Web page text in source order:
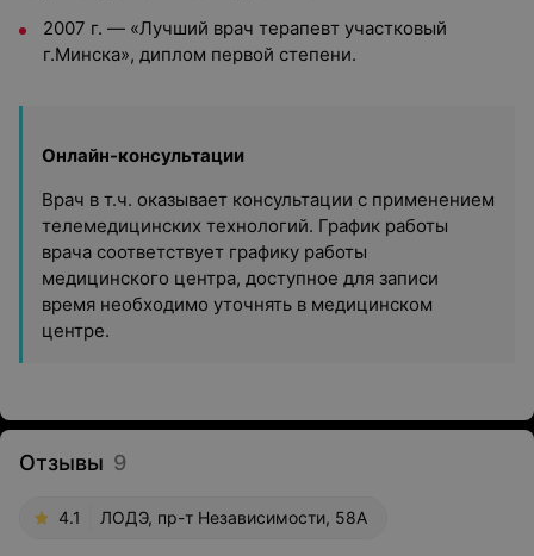
2007 г. — «Лучший врач терапевт участковый
г.Минска», диплом первой степени.
Онлайн-консультации
Врач в т.ч. оказывает консультации с применением
телемедицинских технологий. График работы
врача соответствует графику работы
медицинского центра, доступное для записи
время необходимо уточнять в медицинском
центре.
Отзывы 9
4.1 ЛОДЭ, пр-т Независимости, 58А